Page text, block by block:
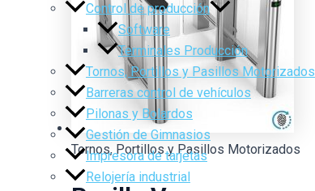
Control de producción
Software
Terminales Producción
Tornos, Portillos y Pasillos Motorizados
Barreras control de vehículos
Pilonas y Bolardos
Gestión de Gimnasios
Impresora de tarjetas
Relojería industrial
Tornos, Portillos y Pasillos Motorizados